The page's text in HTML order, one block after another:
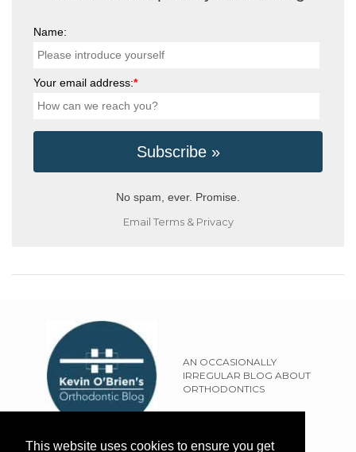
This website uses cookies to ensure you get
Name:
Your email address:*
No spam, ever. Promise.
Email Terms& Privacy
AN OCCASIONALLY
IRREGULAR BLOG ABOUT
ORTHODONTICS
SITEMAP